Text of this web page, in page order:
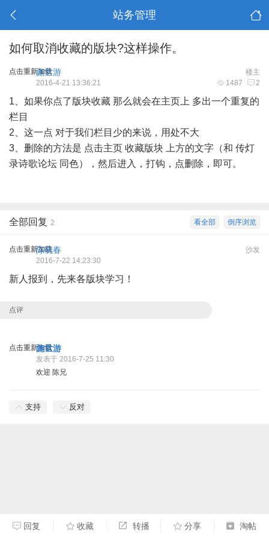
站务管理
如何取消收藏的版块?这样操作。
点击重新加载 楼主
施世游
1487 2
2016-4-21 13:36:21
1、如果你点了版块收藏 那么就会在主页上 多出一个重复的
栏目
2、这一点 对于我们栏目少的来说，用处不大
3、删除的方法是 点击主页 收藏版块 上方的文字（和 传灯
录诗歌论坛 同色），然后进入，打钩，点删除，即可。
倒序浏览
看全部
全部回复 2
点击重新加载 沙发
陈晓春
2016-7-22 14:23:30
新人报到，先来各版块学习！
点评
点击重新加载
施世游
发表于 2016-7-25 11:30
欢迎 陈兄
支持 反对
回复 收藏 转播 分享 淘帖